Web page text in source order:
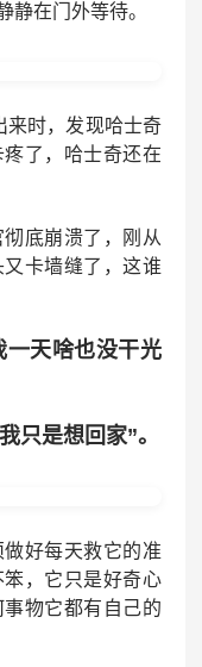
静在门外等待。
来时，发现哈士奇
了，哈士奇还在
底崩溃了，刚从
卡墙缝了，这谁
一天啥也没干光
只是想回家”。
好每天救它的准
，它只是好奇心
物它都有自己的